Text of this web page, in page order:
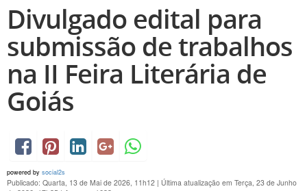
Divulgado edital para
submissão de trabalhos
na II Feira Literária de
Goiás
powered by social2s
Publicado: Quarta, 13 de Mai de 2026, 11h12 | Última atualização em Terça, 23 de Junho